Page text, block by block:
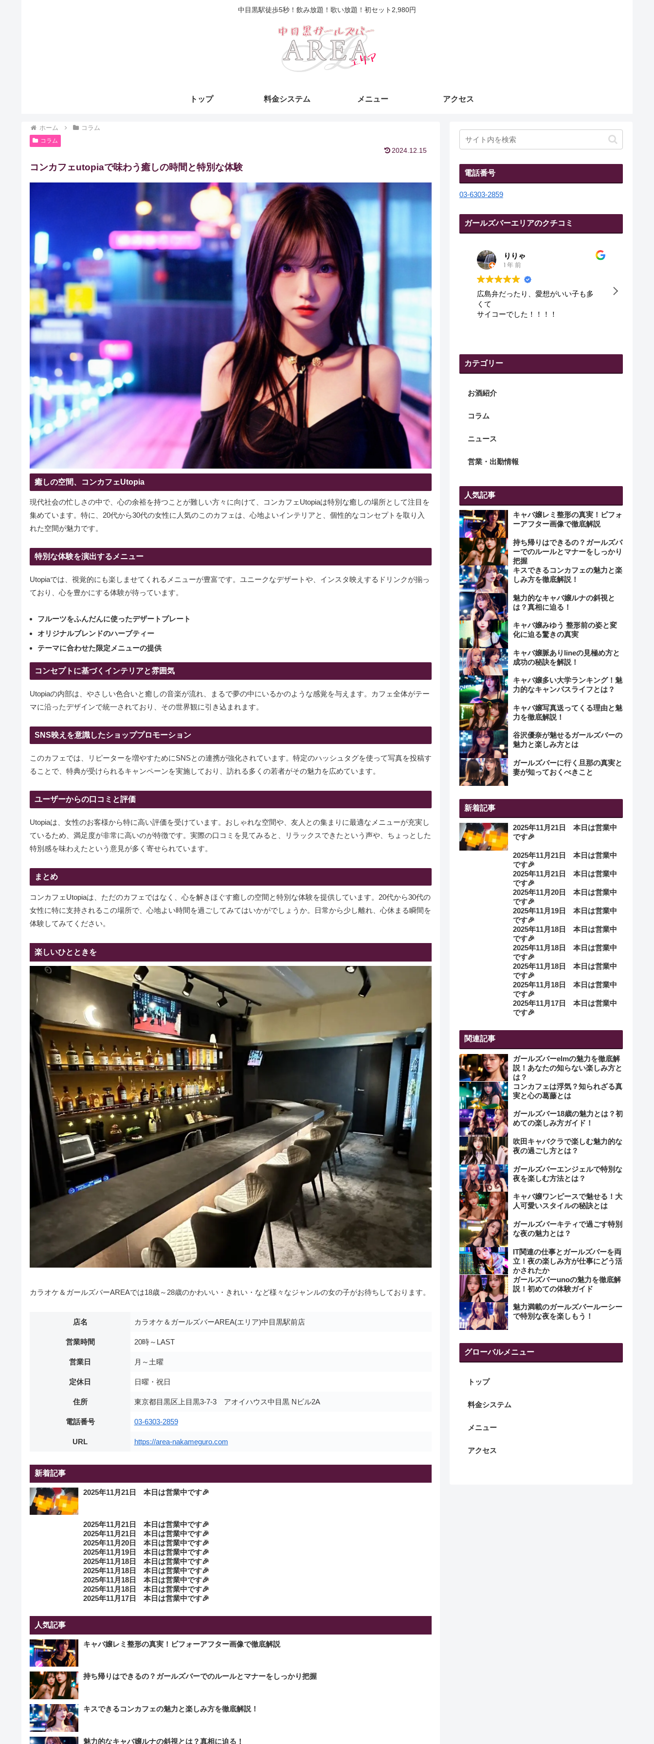
中目黒駅徒歩5秒！飲み放題！歌い放題！初セット2,980円
トップ 料金システム メニュー アクセス
ホーム コラム
コラム
2024.12.15
コンカフェutopiaで味わう癒しの時間と特別な体験
癒しの空間、コンカフェUtopia
現代社会の忙しさの中で、心の余裕を持つことが難しい方々に向けて、コンカフェUtopiaは特別な癒しの場所として注目を
集めています。特に、20代から30代の女性に人気のこのカフェは、心地よいインテリアと、個性的なコンセプトを取り入
れた空間が魅力です。
特別な体験を演出するメニュー
Utopiaでは、視覚的にも楽しませてくれるメニューが豊富です。ユニークなデザートや、インスタ映えするドリンクが揃っ
ており、心を豊かにする体験が待っています。
フルーツをふんだんに使ったデザートプレート
オリジナルブレンドのハーブティー
テーマに合わせた限定メニューの提供
コンセプトに基づくインテリアと雰囲気
Utopiaの内部は、やさしい色合いと癒しの音楽が流れ、まるで夢の中にいるかのような感覚を与えます。カフェ全体がテー
マに沿ったデザインで統一されており、その世界観に引き込まれます。
SNS映えを意識したショッププロモーション
このカフェでは、リピーターを増やすためにSNSとの連携が強化されています。特定のハッシュタグを使って写真を投稿す
ることで、特典が受けられるキャンペーンを実施しており、訪れる多くの若者がその魅力を広めています。
ユーザーからの口コミと評価
Utopiaは、女性のお客様から特に高い評価を受けています。おしゃれな空間や、友人との集まりに最適なメニューが充実し
ているため、満足度が非常に高いのが特徴です。実際の口コミを見てみると、リラックスできたという声や、ちょっとした
特別感を味わえたという意見が多く寄せられています。
まとめ
コンカフェUtopiaは、ただのカフェではなく、心を解きほぐす癒しの空間と特別な体験を提供しています。20代から30代の
女性に特に支持されるこの場所で、心地よい時間を過ごしてみてはいかがでしょうか。日常から少し離れ、心休まる瞬間を
体験してみてください。
楽しいひとときを
カラオケ＆ガールズバーAREAでは18歳～28歳のかわいい・きれい・など様々なジャンルの女の子がお待ちしております。
店名 カラオケ＆ガールズバーAREA(エリア)中目黒駅前店
営業時間 20時～LAST
営業日 月～土曜
定休日 日曜・祝日
住所 東京都目黒区上目黒3-7-3 アオイハウス中目黒 Nビル2A
電話番号 03-6303-2859
URL https://area-nakameguro.com
新着記事
2025年11月21日 本日は営業中です🎉
2025年11月21日 本日は営業中です🎉
2025年11月21日 本日は営業中です🎉
2025年11月20日 本日は営業中です🎉
2025年11月19日 本日は営業中です🎉
2025年11月18日 本日は営業中です🎉
2025年11月18日 本日は営業中です🎉
2025年11月18日 本日は営業中です🎉
2025年11月18日 本日は営業中です🎉
2025年11月17日 本日は営業中です🎉
人気記事
キャバ嬢レミ整形の真実！ビフォーアフター画像で徹底解説
持ち帰りはできるの？ガールズバーでのルールとマナーをしっかり把握
キスできるコンカフェの魅力と楽しみ方を徹底解説！
魅力的なキャバ嬢ルナの斜視とは？真相に迫る！
電話番号
03-6303-2859
ガールズバーエリアのクチコミ
りりゃ
1 年 前
広島弁だったり、愛想がいい子も多
くて
サイコーでした！！！！
田代幸弘
1 年 前
皆さん、優しくて、良かった😇
カテゴリー
お酒紹介
コラム
ニュース
営業・出勤情報
人気記事
キャバ嬢レミ整形の真実！ビフォ
ーアフター画像で徹底解説
持ち帰りはできるの？ガールズバ
ーでのルールとマナーをしっかり
把握
キスできるコンカフェの魅力と楽
しみ方を徹底解説！
魅力的なキャバ嬢ルナの斜視と
は？真相に迫る！
キャバ嬢みゆう 整形前の姿と変
化に迫る驚きの真実
キャバ嬢脈ありlineの見極め方と
成功の秘訣を解説！
キャバ嬢多い大学ランキング！魅
力的なキャンパスライフとは？
キャバ嬢写真送ってくる理由と魅
力を徹底解説！
谷沢優奈が魅せるガールズバーの
魅力と楽しみ方とは
ガールズバーに行く旦那の真実と
妻が知っておくべきこと
新着記事
2025年11月21日 本日は営業中
です🎉
2025年11月21日 本日は営業中
です🎉
2025年11月21日 本日は営業中
です🎉
2025年11月20日 本日は営業中
です🎉
2025年11月19日 本日は営業中
です🎉
2025年11月18日 本日は営業中
です🎉
2025年11月18日 本日は営業中
です🎉
2025年11月18日 本日は営業中
です🎉
2025年11月18日 本日は営業中
です🎉
2025年11月17日 本日は営業中
です🎉
関連記事
ガールズバーelmの魅力を徹底解
説！あなたの知らない楽しみ方と
は？
コンカフェは浮気？知られざる真
実と心の葛藤とは
ガールズバー18歳の魅力とは？初
めての楽しみ方ガイド！
吹田キャバクラで楽しむ魅力的な
夜の過ごし方とは？
ガールズバーエンジェルで特別な
夜を楽しむ方法とは？
キャバ嬢ワンピースで魅せる！大
人可愛いスタイルの秘訣とは
ガールズバーキティで過ごす特別
な夜の魅力とは？
IT関連の仕事とガールズバーを両
立！夜の楽しみ方が仕事にどう活
かされたか
ガールズバーunoの魅力を徹底解
説！初めての体験ガイド
魅力満載のガールズバールーシー
で特別な夜を楽しもう！
グローバルメニュー
トップ
料金システム
メニュー
アクセス